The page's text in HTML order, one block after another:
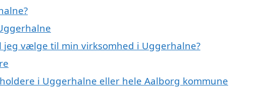
vælge til min virksomhed i Uggerhalne?
i Uggerhalne eller hele Aalborg kommune